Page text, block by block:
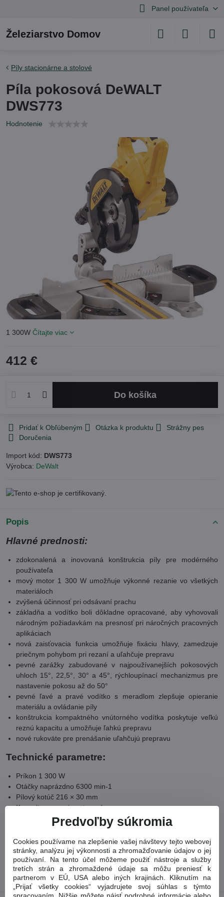
Panel používateľa
Železiarstvo Domov
Píly stacionárne a stolové
Píla pokosová DeWALT
DWS773
Hodnotenie
1 300W Čítajte viac
412 €
Do košíka
Pridať k Obľúbeným Otázka k produktu
Strážny pes
Doručenia
Import kód: DWS773
Výrobca: DeWalt
Popis
Hlavné prednosti:
zdokonalená a inovovaná konštrukcia píly pre modérného
používateľa
mový motor 1 300 W umožňuje výkonné rezanie vo všetkých
materiáloch
zvýšená účinnosť pri odsávaní prachu
základňa a vodítko boli dôkladne opracované, aby vyhovovali
národným požiadavkám na presnosť pri náročných pracovných
aplikáciach
nová zaisťovacia funkcia umožňuje fixáciu hlavy, zamedzuje
priečnym pohybom pri rezaní a uľahčuje prepravu
pevné zarážky zabudované v najpoužívanejších pokosových
uhloch 15°, 22,5°, 30° a 45°, rýchloupínací mechanizmus pre
nastavenie pokosu až do 50°
pevné ľavé a pravé vodítko s meradlom zlepšuje opieranie
materiálu a ovládanie píly
konštrukcia kompaktného vnútorného vodítka poskytuje veľkú
reznú kapacitu a umožňuje ľahkú prepravu
nové rukoväte pre prenášanie uľahčujú prepravu
Technické parametre:
Príkon 1 300 W
Otáčky naprázdno 6300 min-1
Pílový kotúč 216 × 30 mm
Kapacita rezu pri nastavení
90°/90° - 250*62mm
90°/45° - 173*62mm
45°/90° - 177*62mm
45°/45° - 190*48mm
Hmotnosť 12,0 kg
Tovarové číslo: DWS773
Predvoľby súkromia
Cookies používame na zlepšenie vašej návštevy tejto webovej
stránky, analýzu jej výkonnosti a zhromažďovanie údajov o jej
používaní. Na tento účel môžeme použiť nástroje a služby
tretích strán a zhromaždené údaje sa môžu preniesť k
partnerom v EÚ, USA alebo iných krajinách. Kliknutím na
„Prijať všetky cookies“ vyjadrujete svoj súhlas s týmto
spracovaním. Nižšie môžete nájsť podrobné informácie alebo